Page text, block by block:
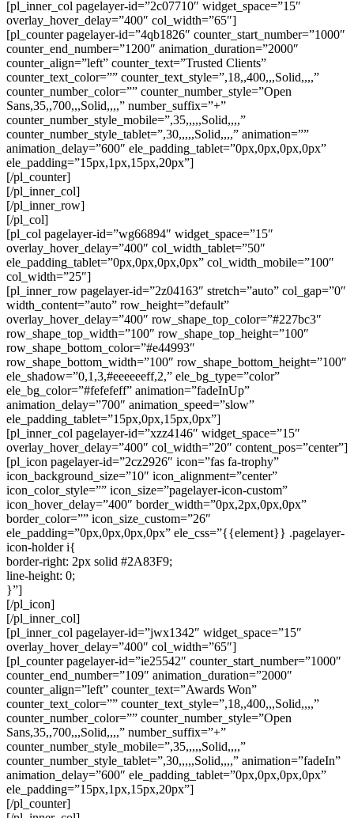
[pl_inner_col pagelayer-id=”2c07710″ widget_space=”15″
overlay_hover_delay=”400″ col_width=”65″]
[pl_counter pagelayer-id=”4qb1826″ counter_start_number=”1000″
counter_end_number=”1200″ animation_duration=”2000″
counter_align=”left” counter_text=”Trusted Clients”
counter_text_color=”” counter_text_style=”,18,,400,,,Solid,,,,”
counter_number_color=”” counter_number_style=”Open
Sans,35,,700,,,Solid,,,,” number_suffix=”+”
counter_number_style_mobile=”,35,,,,,Solid,,,,”
counter_number_style_tablet=”,30,,,,,Solid,,,,” animation=””
animation_delay=”600″ ele_padding_tablet=”0px,0px,0px,0px”
ele_padding=”15px,1px,15px,20px”]
[/pl_counter]
[/pl_inner_col]
[/pl_inner_row]
[/pl_col]
[pl_col pagelayer-id=”wg66894″ widget_space=”15″
overlay_hover_delay=”400″ col_width_tablet=”50″
ele_padding_tablet=”0px,0px,0px,0px” col_width_mobile=”100″
col_width=”25″]
[pl_inner_row pagelayer-id=”2z04163″ stretch=”auto” col_gap=”0″
width_content=”auto” row_height=”default”
overlay_hover_delay=”400″ row_shape_top_color=”#227bc3″
row_shape_top_width=”100″ row_shape_top_height=”100″
row_shape_bottom_color=”#e44993″
row_shape_bottom_width=”100″ row_shape_bottom_height=”100″
ele_shadow=”0,1,3,#eeeeeeff,2,” ele_bg_type=”color”
ele_bg_color=”#fefefeff” animation=”fadeInUp”
animation_delay=”700″ animation_speed=”slow”
ele_padding_tablet=”15px,0px,15px,0px”]
[pl_inner_col pagelayer-id=”xzz4146″ widget_space=”15″
overlay_hover_delay=”400″ col_width=”20″ content_pos=”center”]
[pl_icon pagelayer-id=”2cz2926″ icon=”fas fa-trophy”
icon_background_size=”10″ icon_alignment=”center”
icon_color_style=”” icon_size=”pagelayer-icon-custom”
icon_hover_delay=”400″ border_width=”0px,2px,0px,0px”
border_color=”” icon_size_custom=”26″
ele_padding=”0px,0px,0px,0px” ele_css=”{{element}} .pagelayer-
icon-holder i{
border-right: 2px solid #2A83F9;
line-height: 0;
}”]
[/pl_icon]
[/pl_inner_col]
[pl_inner_col pagelayer-id=”jwx1342″ widget_space=”15″
overlay_hover_delay=”400″ col_width=”65″]
[pl_counter pagelayer-id=”ie25542″ counter_start_number=”1000″
counter_end_number=”109″ animation_duration=”2000″
counter_align=”left” counter_text=”Awards Won”
counter_text_color=”” counter_text_style=”,18,,400,,,Solid,,,,”
counter_number_color=”” counter_number_style=”Open
Sans,35,,700,,,Solid,,,,” number_suffix=”+”
counter_number_style_mobile=”,35,,,,,Solid,,,,”
counter_number_style_tablet=”,30,,,,,Solid,,,,” animation=”fadeIn”
animation_delay=”600″ ele_padding_tablet=”0px,0px,0px,0px”
ele_padding=”15px,1px,15px,20px”]
[/pl_counter]